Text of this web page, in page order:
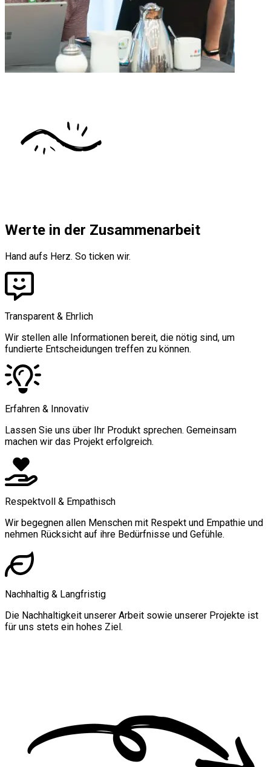
Werte in der Zusammenarbeit
Hand aufs Herz. So ticken wir.
Transparent & Ehrlich
Wir stellen alle Informationen bereit, die nötig sind, um
fundierte Entscheidungen treffen zu können.
Erfahren & Innovativ
Lassen Sie uns über Ihr Produkt sprechen. Gemeinsam
machen wir das Projekt erfolgreich.
Respektvoll & Empathisch
Wir begegnen allen Menschen mit Respekt und Empathie und
nehmen Rücksicht auf ihre Bedürfnisse und Gefühle.
Nachhaltig & Langfristig
Die Nachhaltigkeit unserer Arbeit sowie unserer Projekte ist
für uns stets ein hohes Ziel.